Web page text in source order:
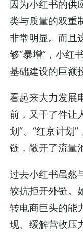
因为小红书的供
类与质量的双重
非常明显。而且
够“暴增”，小红
基础建设的巨额
看起来大力发展
前，又干了件
划”、“红京计划
链，敞开了流量
过去小红书虽然
较抗拒开外链。
转电商巨头的能
现、缓解营收